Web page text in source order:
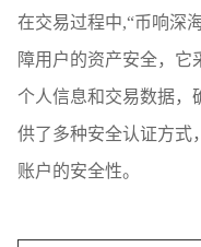
在交易过程中,“币响深
障用户的资产安全，它
个人信息和交易数据，
供了多种安全认证方式
账户的安全性。